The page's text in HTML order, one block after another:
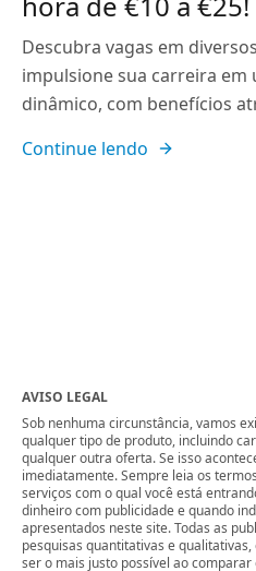
Descubra vagas em
impulsione sua carreira em
dinâmico, com benefícios
Continue lendo
AVISO LEGAL
Sob nenhuma circunstância, vamos
qualquer tipo de produto, incluindo
qualquer outra oferta. Se isso
imediatamente. Sempre leia os
serviços com o qual você está
dinheiro com publicidade e quando
apresentados neste site. Todas as
pesquisas quantitativas e
ser o mais justo possível ao